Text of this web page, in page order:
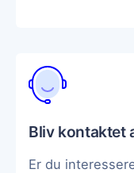
Bliv kontaktet
Er du